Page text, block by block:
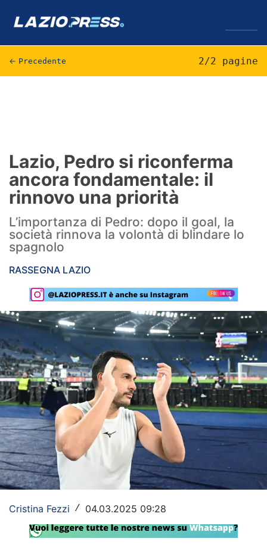
Formello
Infortuni
Primavera
Calciomercato
Lazio Women
Social
Serie A
Champions League
Europa League
Altri Sport
Formula 1
Tennis
← Precedente 2/2 pagine
Lazio, Pedro si riconferma
ancora fondamentale: il
rinnovo una priorità
L’importanza di Pedro: dopo il goal, la
società rinnova la volontà di blindare lo
spagnolo
RASSEGNA LAZIO
Cristina Fezzi / 04.03.2025 09:28